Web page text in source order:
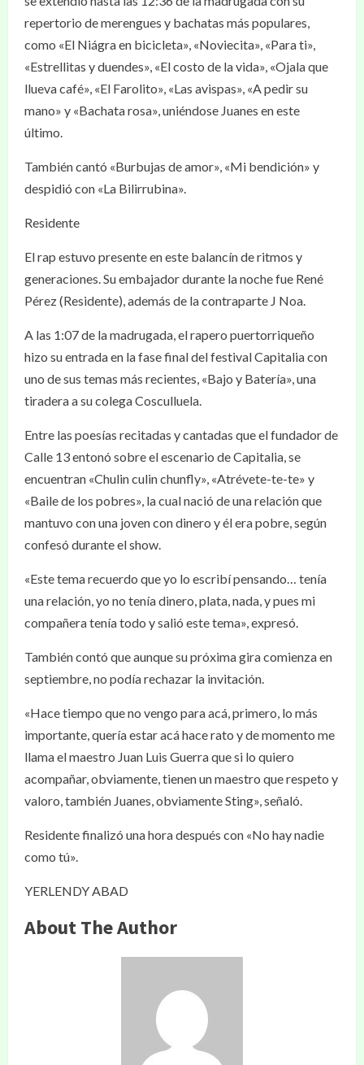
repertorio de merengues y bachatas más populares,
como «El Niágra en bicicleta», «Noviecita», «Para ti»,
«Estrellitas y duendes», «El costo de la vida», «Ojala que
llueva café», «El Farolito», «Las avispas», «A pedir su
mano» y «Bachata rosa», uniéndose Juanes en este
último.
También cantó «Burbujas de amor», «Mi bendición» y
despidió con «La Bilirrubina».
Residente
El rap estuvo presente en este balancín de ritmos y
generaciones. Su embajador durante la noche fue René
Pérez (Residente), además de la contraparte J Noa.
A las 1:07 de la madrugada, el rapero puertorriqueño
hizo su entrada en la fase final del festival Capitalia con
uno de sus temas más recientes, «Bajo y Batería», una
tiradera a su colega Cosculluela.
Entre las poesías recitadas y cantadas que el fundador de
Calle 13 entonó sobre el escenario de Capitalia, se
encuentran «Chulin culin chunfly», «Atrévete-te-te» y
«Baile de los pobres», la cual nació de una relación que
mantuvo con una joven con dinero y él era pobre, según
confesó durante el show.
«Este tema recuerdo que yo lo escribí pensando… tenía
una relación, yo no tenía dinero, plata, nada, y pues mi
compañera tenía todo y salió este tema», expresó.
También contó que aunque su próxima gira comienza en
septiembre, no podía rechazar la invitación.
«Hace tiempo que no vengo para acá, primero, lo más
importante, quería estar acá hace rato y de momento me
llama el maestro Juan Luis Guerra que si lo quiero
acompañar, obviamente, tienen un maestro que respeto y
valoro, también Juanes, obviamente Sting», señaló.
Residente finalizó una hora después con «No hay nadie
como tú».
YERLENDY ABAD
About The Author